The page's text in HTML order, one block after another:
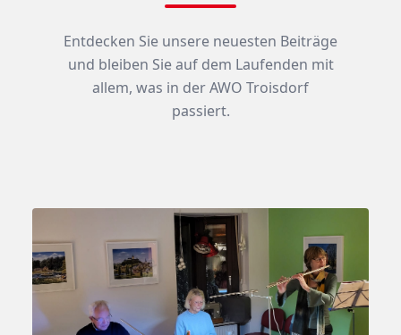
Entdecken Sie unsere neuesten Beiträge
und bleiben Sie auf dem Laufenden mit
allem, was in der AWO Troisdorf
passiert.